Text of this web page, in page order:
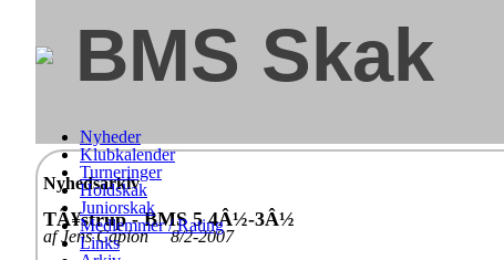
BMS Skak
Nyheder
Klubkalender
Turneringer
Holdskak
Juniorskak
Medlemmer / Rating
Links
Nyhedsarkiv
TÃ¥strup - BMS 5 4Â½-3Â½
af Jens Capion 8/2-2007